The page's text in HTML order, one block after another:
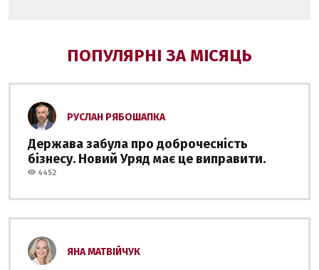
ПОПУЛЯРНІ ЗА МІСЯЦЬ
РУСЛАН РЯБОШАПКА
Держава забула про доброчесність
бізнесу. Новий Уряд має це виправити.
4452
ЯНА МАТВІЙЧУК